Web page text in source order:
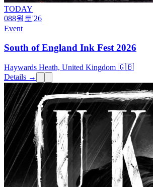
TODAY
088월 토'26
Event
South of England Ink Fest 2026
Haywards Heath, United Kingdom 🇬🇧
Details →